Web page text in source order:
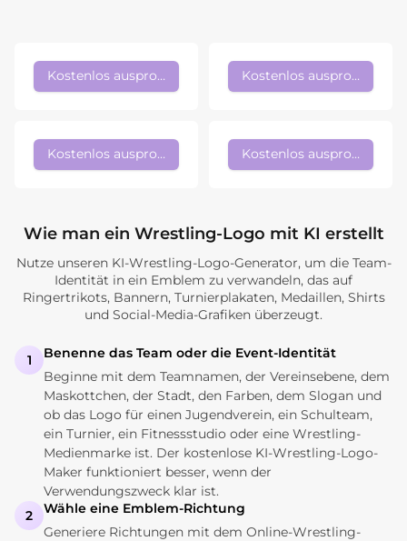
Kostenlos ausprobieren Kostenlos ausprobieren
Kostenlos ausprobieren Kostenlos ausprobieren
Wie man ein Wrestling-Logo mit KI erstellt
Nutze unseren KI-Wrestling-Logo-Generator, um die Team-
Identität in ein Emblem zu verwandeln, das auf
Ringertrikots, Bannern, Turnierplakaten, Medaillen, Shirts
und Social-Media-Grafiken überzeugt.
1
Benenne das Team oder die Event-Identität
Beginne mit dem Teamnamen, der Vereinsebene, dem
Maskottchen, der Stadt, den Farben, dem Slogan und
ob das Logo für einen Jugendverein, ein Schulteam,
ein Turnier, ein Fitnessstudio oder eine Wrestling-
Medienmarke ist. Der kostenlose KI-Wrestling-Logo-
Maker funktioniert besser, wenn der
Verwendungszweck klar ist.
2
Wähle eine Emblem-Richtung
Generiere Richtungen mit dem Online-Wrestling-